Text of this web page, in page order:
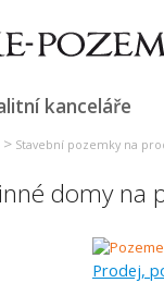
kanceláře
> Stavební pozemky na
domy na